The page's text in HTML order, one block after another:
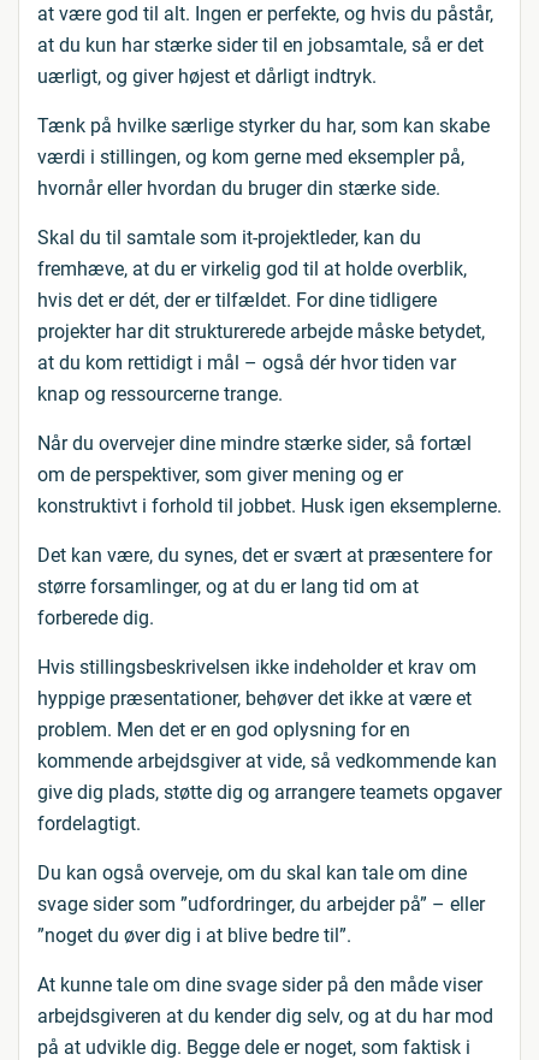
at være god til alt. Ingen er perfekte, og hvis du påstår,
at du kun har stærke sider til en jobsamtale, så er det
uærligt, og giver højest et dårligt indtryk.
Tænk på hvilke særlige styrker du har, som kan skabe
værdi i stillingen, og kom gerne med eksempler på,
hvornår eller hvordan du bruger din stærke side.
Skal du til samtale som it-projektleder, kan du
fremhæve, at du er virkelig god til at holde overblik,
hvis det er dét, der er tilfældet. For dine tidligere
projekter har dit strukturerede arbejde måske betydet,
at du kom rettidigt i mål – også dér hvor tiden var
knap og ressourcerne trange.
Når du overvejer dine mindre stærke sider, så fortæl
om de perspektiver, som giver mening og er
konstruktivt i forhold til jobbet. Husk igen eksemplerne.
Det kan være, du synes, det er svært at præsentere for
større forsamlinger, og at du er lang tid om at
forberede dig.
Hvis stillingsbeskrivelsen ikke indeholder et krav om
hyppige præsentationer, behøver det ikke at være et
problem. Men det er en god oplysning for en
kommende arbejdsgiver at vide, så vedkommende kan
give dig plads, støtte dig og arrangere teamets opgaver
fordelagtigt.
Du kan også overveje, om du skal kan tale om dine
svage sider som ”udfordringer, du arbejder på” – eller
”noget du øver dig i at blive bedre til”.
At kunne tale om dine svage sider på den måde viser
arbejdsgiveren at du kender dig selv, og at du har mod
på at udvikle dig. Begge dele er noget, som faktisk i